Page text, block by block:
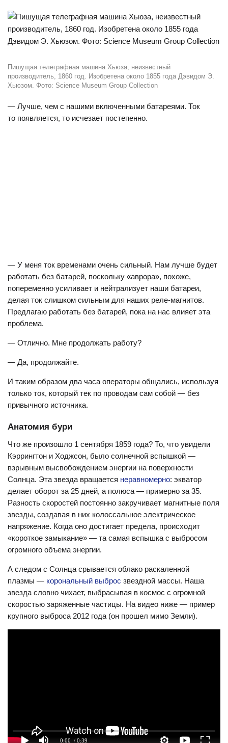
Пишущая телеграфная машина Хьюза, неизвестный
производитель, 1860 год. Изобретена около 1855 года Дэвидом Э.
Хьюзом. Фото: Science Museum Group Collection
— Лучше, чем с нашими включенными батареями. Ток
то появляется, то исчезает постепенно.
— У меня ток временами очень сильный. Нам лучше будет
работать без батарей, поскольку «аврора», похоже,
попеременно усиливает и нейтрализует наши батареи,
делая ток слишком сильным для наших реле-магнитов.
Предлагаю работать без батарей, пока на нас влияет эта
проблема.
— Отлично. Мне продолжать работу?
— Да, продолжайте.
И таким образом два часа операторы общались, используя
только ток, который тек по проводам сам собой — без
привычного источника.
Анатомия бури
Что же произошло 1 сентября 1859 года? То, что увидели
Кэррингтон и Ходжсон, было солнечной вспышкой —
взрывным высвобождением энергии на поверхности
Солнца. Эта звезда вращается неравномерно: экватор
делает оборот за 25 дней, а полюса — примерно за 35.
Разность скоростей постоянно закручивает магнитные поля
звезды, создавая в них колоссальное электрическое
напряжение. Когда оно достигает предела, происходит
«короткое замыкание» — та самая вспышка с выбросом
огромного объема энергии.
А следом с Солнца срывается облако раскаленной
плазмы — корональный выброс звездной массы. Наша
звезда словно чихает, выбрасывая в космос с огромной
скоростью заряженные частицы. На видео ниже — пример
крупного выброса 2012 года (он прошел мимо Земли).
0:00 / 0:39